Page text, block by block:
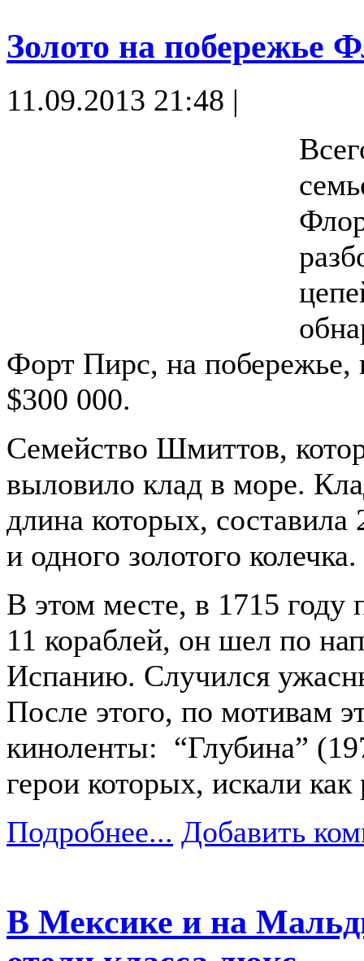
Золото на побережье
11.09.2013 21:48 |
Форт Пирс, на побережье,
$300 000.
Семейство Шмиттов,
выловило клад в море.
длина которых,
и одного золотого колечка.
В этом месте, в 1715 году
11 кораблей, он шел по
Испанию. Случился
После этого, по мотивам
киноленты: “Глубина”
герои которых, искали
Подробнее... Добавить
В Мексике и на